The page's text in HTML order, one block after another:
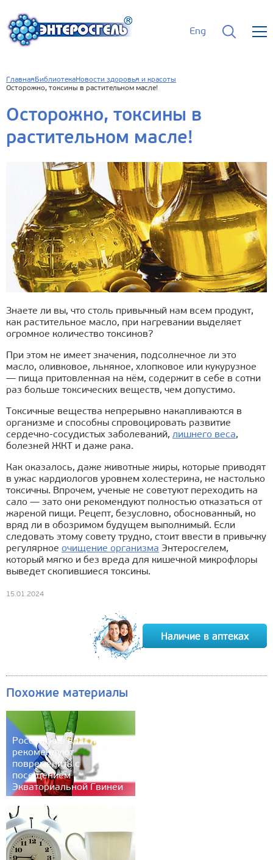
Eng
Главная БиблиотекаНовости здоровья и красоты
Осторожно, токсины в растительном масле!
Осторожно, токсины в
растительном масле!
Знаете ли вы, что столь привычный нам всем продукт,
как растительное масло, при нагревании выделяет
огромное количество токсинов?
При этом не имеет значения, подсолнечное ли это
масло, оливковое, льняное, хлопковое или кукурузное
— пища притовленная на нём, содержит в себе в сотни
раз больше токсических веществ, чем допустимо.
Токсичные вещества непрерывно накапливаются в
организме и способны спровоцировать развитие
сердечно-сосудистых заболеваний, лишнего веса,
болезней ЖКТ и даже рака.
Как оказалось, даже животные жиры, которые приводят
в ужас кардиологов уровнем холестерина, не настолько
токсичны. Впрочем, ученые не советуют переходить на
сало — зато они рекомендуют полностью отказаться от
жареной пищи. Рецепт, безусловно, обоснованный, но
вряд ли в обозримом будущем выполнимый. Если
следовать этому совету трудно, стоит ввести в привычку
регулярное очищение организма Энтеросгелем,
который мягко и без вреда для кишечной микрофлоры
выведет скопившиеся токсины.
15.01.2024
Похожие материалы
Российские власти
рекомендуют
повременить с
посещением
Экваториальной Гвинеи